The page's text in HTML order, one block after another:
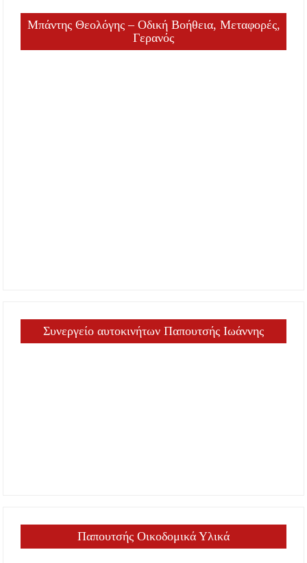
Μπάντης Θεολόγης – Οδική Βοήθεια, Μεταφορές,
Γερανός
Συνεργείο αυτοκινήτων Παπουτσής Ιωάννης
Παπουτσής Οικοδομικά Υλικά